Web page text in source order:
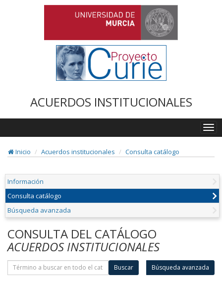
ACUERDOS INSTITUCIONALES
Inicio
Acuerdos institucionales Consulta catálogo
Información
Consulta catálogo
Búsqueda avanzada
CONSULTA DEL CATÁLOGO
ACUERDOS INSTITUCIONALES
Buscar Búsqueda avanzada